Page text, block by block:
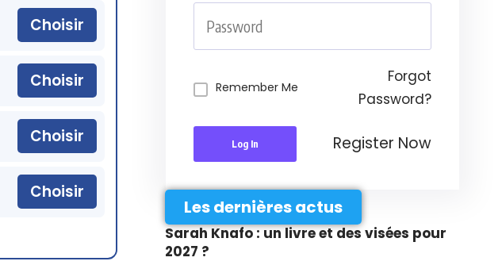
Choisir
Choisir
Choisir
Choisir
Remember Me
Forgot
Password?
Log In Register Now
Les dernières actus
Sarah Knafo : un livre et des visées pour
2027 ?